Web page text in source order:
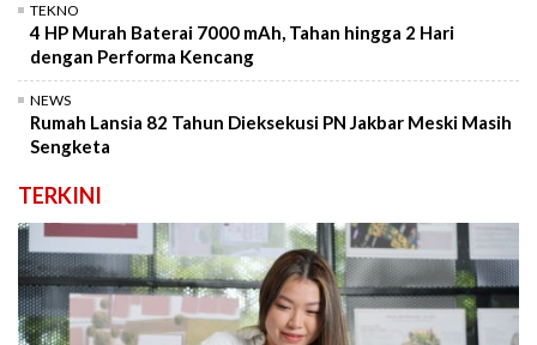
TEKNO
4 HP Murah Baterai 7000 mAh, Tahan hingga 2 Hari
dengan Performa Kencang
NEWS
Rumah Lansia 82 Tahun Dieksekusi PN Jakbar Meski Masih
Sengketa
TERKINI